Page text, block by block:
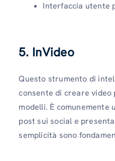
Interfaccia utente
5. InVideo
Questo strumento di
consente di creare
modelli. È
post sui social e
semplicità sono